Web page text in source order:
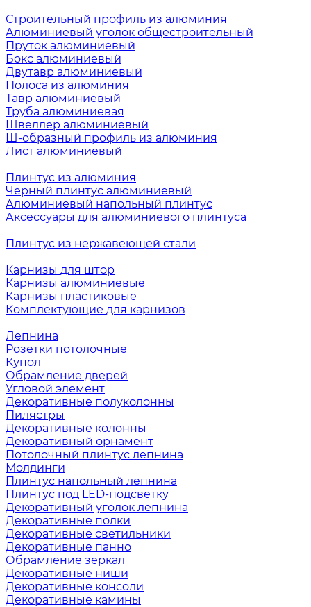
Строительный профиль из алюминия
Алюминиевый уголок общестроительный
Пруток алюминиевый
Бокс алюминиевый
Двутавр алюминиевый
Полоса из алюминия
Тавр алюминиевый
Труба алюминиевая
Швеллер алюминиевый
Ш-образный профиль из алюминия
Лист алюминиевый
Плинтус из алюминия
Черный плинтус алюминиевый
Алюминиевый напольный плинтус
Аксессуары для алюминиевого плинтуса
Плинтус из нержавеющей стали
Карнизы для штор
Карнизы алюминиевые
Карнизы пластиковые
Комплектующие для карнизов
Лепнина
Розетки потолочные
Купол
Обрамление дверей
Угловой элемент
Декоративные полуколонны
Пилястры
Декоративные колонны
Декоративный орнамент
Потолочный плинтус лепнина
Молдинги
Плинтус напольный лепнина
Плинтус под LED-подсветку
Декоративный уголок лепнина
Декоративные полки
Декоративные светильники
Декоративные панно
Обрамление зеркал
Декоративные ниши
Декоративные консоли
Декоративные камины